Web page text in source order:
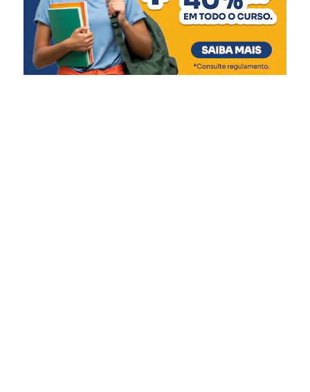
consultoria e abram uma conta empresarial
gratuita no banco.
Para participar, os interessados devem
cumprir alguns critérios, como: